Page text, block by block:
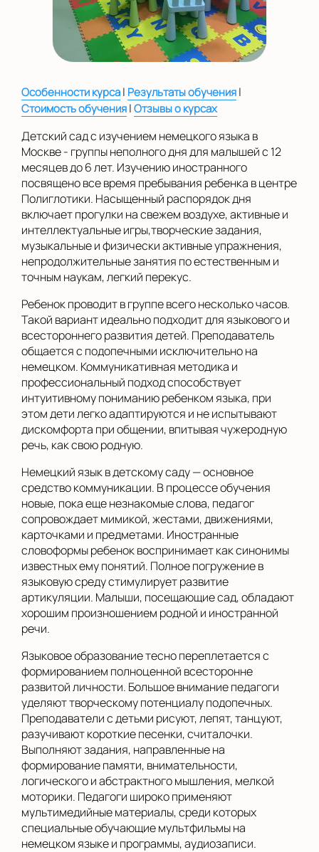
Особенности курса| Результаты обучения|
Стоимость обучения|Отзывы о курсах
Детский сад с изучением немецкого языка в
Москве - группы неполного дня для малышей с 12
месяцев до 6 лет. Изучению иностранного
посвящено все время пребывания ребенка в центре
Полиглотики. Насыщенный распорядок дня
включает прогулки на свежем воздухе, активные и
интеллектуальные игры,творческие задания,
музыкальные и физически активные упражнения,
непродолжительные занятия по естественным и
точным наукам, легкий перекус.
Ребенок проводит в группе всего несколько часов.
Такой вариант идеально подходит для языкового и
всестороннего развития детей. Преподаватель
общается с подопечными исключительно на
немецком. Коммуникативная методика и
профессиональный подход способствует
интуитивному пониманию ребенком языка, при
этом дети легко адаптируются и не испытывают
дискомфорта при общении, впитывая чужеродную
речь, как свою родную.
Немецкий язык в детскому саду — основное
средство коммуникации. В процессе обучения
новые, пока еще незнакомые слова, педагог
сопровождает мимикой, жестами, движениями,
карточками и предметами. Иностранные
словоформы ребенок воспринимает как синонимы
известных ему понятий. Полное погружение в
языковую среду стимулирует развитие
артикуляции. Малыши, посещающие сад, обладают
хорошим произношением родной и иностранной
речи.
Языковое образование тесно переплетается с
формированием полноценной всесторонне
развитой личности. Большое внимание педагоги
уделяют творческому потенциалу подопечных.
Преподаватели с детьми рисуют, лепят, танцуют,
разучивают короткие песенки, считалочки.
Выполняют задания, направленные на
формирование памяти, внимательности,
логического и абстрактного мышления, мелкой
моторики. Педагоги широко применяют
мультимедийные материалы, среди которых
специальные обучающие мультфильмы на
немецком языке и программы, аудиозаписи.